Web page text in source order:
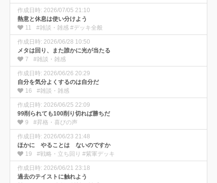
作成日時: 2026/07/05 21:10
熱意と休息は使い分けよう
11
#雑談・雑感 #デッキ全般
作成日時: 2026/06/28 10:50
メタは回り、また誰かに光が当たる
7
#雑談・雑感
作成日時: 2026/06/26 20:29
自分を気分よくするのは自分だ
16
#雑談・雑感
作成日時: 2026/06/25 22:09
99削られても100削り切れば勝ちだ
9
#昇格・喜びの声
作成日時: 2026/06/23 21:48
ほかに やることは ないのですか
19
#戦略・立ち回り #紫軍デッキ
作成日時: 2026/06/21 23:18
過去のテイストに触れよう